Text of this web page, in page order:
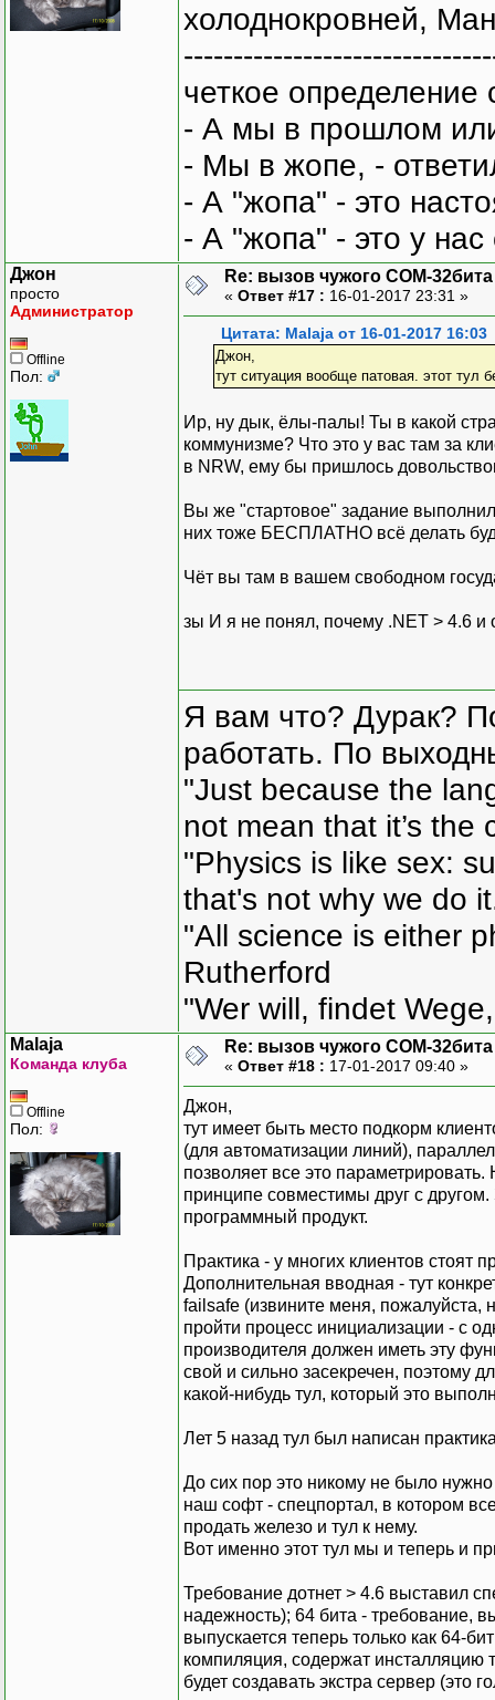
холоднокровней,
четкое
- А мы в прошлом
- Мы в жопе, -
- А "жопа" - это
- А "жопа" - это у
Джон
просто
Администратор
Offline
Пол:
Re: вызов чужого COM-
« Ответ #17 : 16-01-2017 23:31 »
Цитата: Malaja от 16-01-2017 16:03
Джон,
тут ситуация вообще патовая. этот тул
Ир, ну дык, ёлы-палы! Ты в какой
коммунизме? Что это у вас там за
в NRW, ему бы пришлось
Вы же "стартовое" задание
них тоже БЕСПЛАТНО всё делать
Чёт вы там в вашем свободном
зы И я не понял, почему .NET > 4.6 и
Я вам что? Дурак?
работать. По
"Just because the
not mean that it’s the
"Physics is like sex:
that's not why we do
"All science is either
Rutherford
"Wer will, findet
Malaja
Команда клуба
Offline
Пол:
Re: вызов чужого COM-
« Ответ #18 : 17-01-2017 09:40 »
Джон,
тут имеет быть место подкорм
(для автоматизации линий),
позволяет все это
принципе совместимы друг с другом.
программный продукт.
Практика - у многих клиентов
Дополнительная вводная - тут
failsafe (извините меня, пожалуйста,
пройти процесс инициализации - с
производителя должен иметь эту
свой и сильно засекречен, поэтому
какой-нибудь тул, который это
Лет 5 назад тул был написан
До сих пор это никому не было
наш софт - спецпортал, в котором
продать железо и тул к нему.
Вот именно этот тул мы и теперь и
Требование дотнет > 4.6 выставил
надежность); 64 бита - требование,
выпускается теперь только как 64-
компиляция, содержат инсталляцию
будет создавать экстра сервер (это